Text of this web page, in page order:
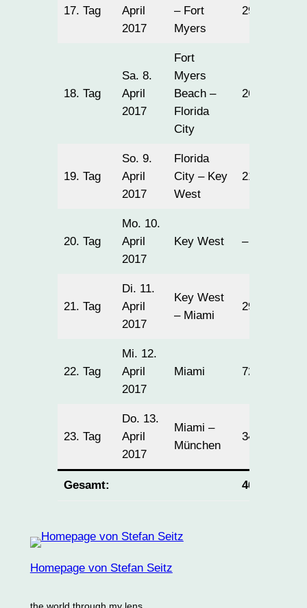
17. Tag
April
2017
– Fort
Myers
299
18. Tag
Sa. 8.
April
2017
Fort
Myers
Beach –
Florida
City
269
19. Tag
So. 9.
April
2017
Florida
City – Key
West
212
20. Tag
Mo. 10.
April
2017
Key West –
21. Tag
Di. 11.
April
2017
Key West
– Miami
299
22. Tag
Mi. 12.
April
2017
Miami 72
23. Tag
Do. 13.
April
2017
Miami –
München
34
Gesamt: 4630
Homepage von Stefan Seitz